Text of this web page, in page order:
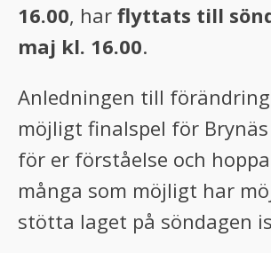
16.00, har flyttats till
maj kl. 16.00.
Anledningen till
möjligt finalspel för Brynäs
för er förståelse och
många som möjligt har
stötta laget på söndagen